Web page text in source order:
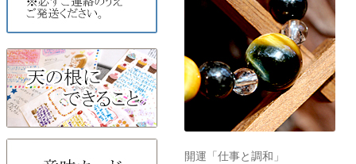
開運「仕事と調和」